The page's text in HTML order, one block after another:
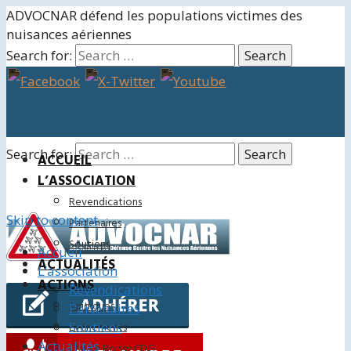
ADVOCNAR défend les populations victimes des
nuisances aériennes
Search for:
Search for:
ACCUEIL
L’ASSOCIATION
Revendications
Partenaires
Soutiens
ACTUALITÉS
ACTIONS
Juridiques
Événements
Skip to content
Accueil
L’association
Revendications
Partenaires
Soutiens
Actualités